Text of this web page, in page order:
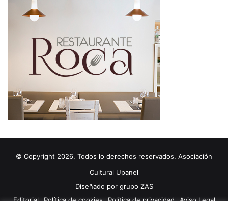
© Copyright 2026, Todos lo derechos reservados. Asociación
Cultural Upanel
Diseñado por grupo ZAS
Editorial
Política de cookies Política de privacidad Aviso Legal